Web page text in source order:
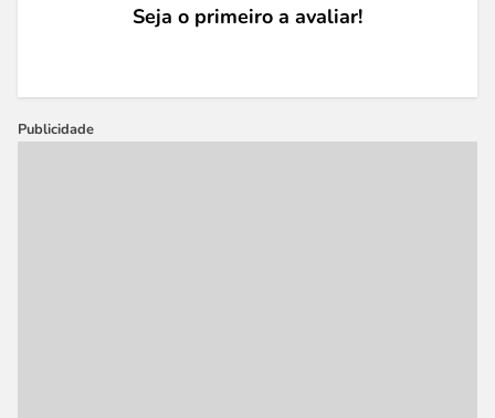
Seja o primeiro a avaliar!
Publicidade